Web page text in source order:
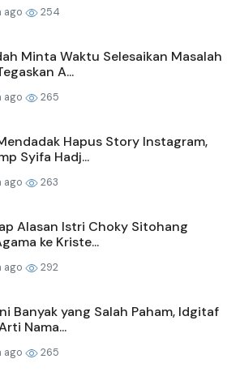
ago 254
Minta Waktu Selesaikan Masalah
A...
ago 265
Hapus Story Instagram,
Syifa Hadj...
ago 263
Alasan Istri Choky Sitohang
ke Kriste...
ago 292
Banyak yang Salah Paham, Idgitaf
Nama...
ago 265